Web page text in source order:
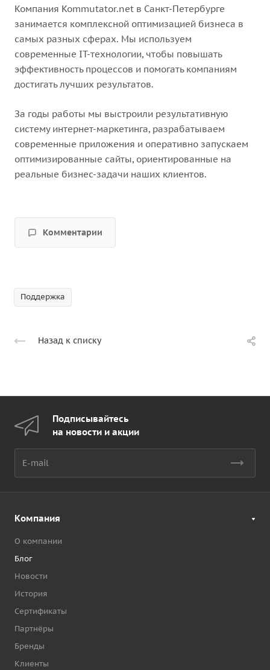
Компания Kommutator.net в Санкт-Петербурге
занимается комплексной оптимизацией бизнеса в
самых разных сферах. Мы используем
современные IT-технологии, чтобы повышать
эффективность процессов и помогать компаниям
достигать лучших результатов.
За годы работы мы выстроили результативную
систему интернет-маркетинга, разрабатываем
современные приложения и оперативно запускаем
оптимизированные сайты, ориентированные на
реальные бизнес-задачи наших клиентов.
Комментарии
Поддержка
Назад к списку
Подписывайтесь
на новости и акции
Компания
О компании
Блог
Новости
История
Сертификаты
Партнёры
Бренды
Клиенты